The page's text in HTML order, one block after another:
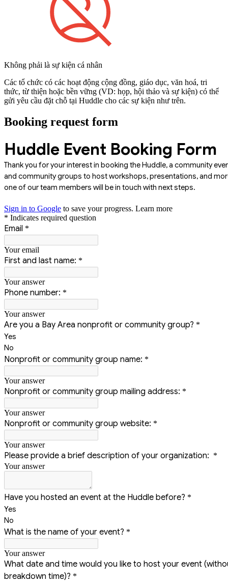
Không phải là sự kiện cá nhân
Các tổ chức có các hoạt động cộng đồng, giáo dục, văn hoá, tri
thức, từ thiện hoặc bền vững (VD: họp, hội thảo và sự kiện) có thể
gửi yêu cầu đặt chỗ tại Huddle cho các sự kiện như trên.
Booking request form